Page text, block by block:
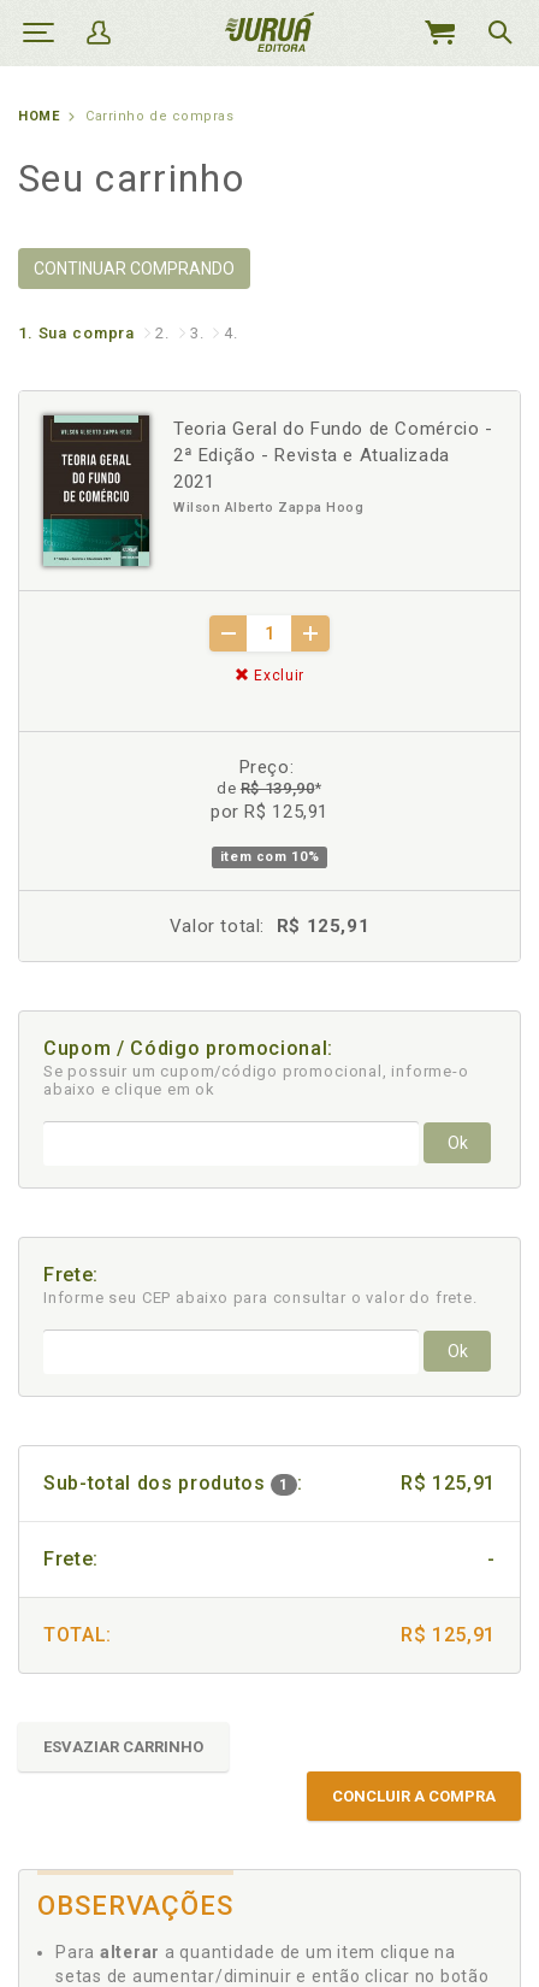
MEU
HOME Carrinho de compras
Seu carrinho
CONTINUAR COMPRANDO
1. Sua compra 2. 3. 4.
Teoria Geral do Fundo de Comércio -
2ª Edição - Revista e Atualizada
2021
Wilson Alberto Zappa Hoog
Excluir
Preço:
deR$ 139,90*
por R$ 125,91
item com 10%
Valor total: R$ 125,91
Cupom / Código promocional:
Se possuir um cupom/código promocional, informe-o
abaixo e clique em ok
Ok
Frete:
Informe seu CEP abaixo para consultar o valor do frete.
Ok
Sub-total dos produtos 1 : R$ 125,91
Frete: -
TOTAL: R$ 125,91
ESVAZIAR CARRINHO
CONCLUIR A COMPRA
OBSERVAÇÕES
Para alterar a quantidade de um item clique na
setas de aumentar/diminuir e então clicar no botão